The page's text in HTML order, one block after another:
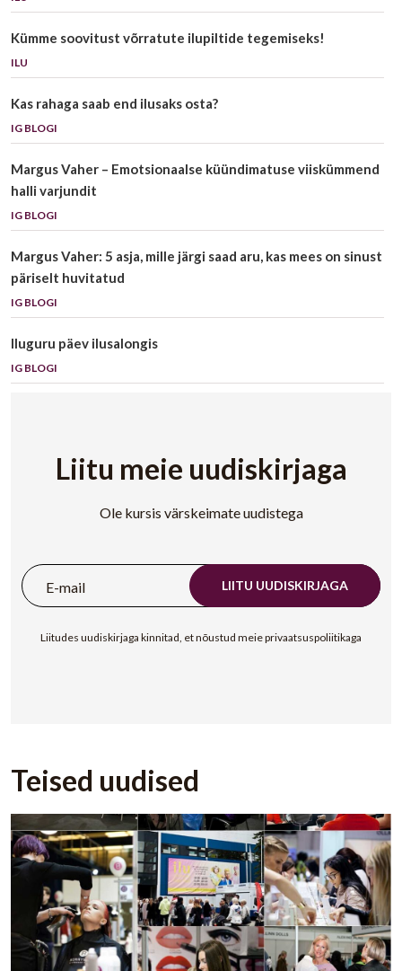
Kümme soovitust võrratute ilupiltide tegemiseks!
ILU
Kas rahaga saab end ilusaks osta?
IG BLOGI
Margus Vaher – Emotsionaalse küündimatuse viiskümmend
halli varjundit
IG BLOGI
Margus Vaher: 5 asja, mille järgi saad aru, kas mees on sinust
päriselt huvitatud
IG BLOGI
Iluguru päev ilusalongis
IG BLOGI
Liitu meie uudiskirjaga
Ole kursis värskeimate uudistega
LIITU UUDISKIRJAGA
Liitudes uudiskirjaga kinnitad, et nõustud meie privaatsuspoliitikaga
Teised uudised